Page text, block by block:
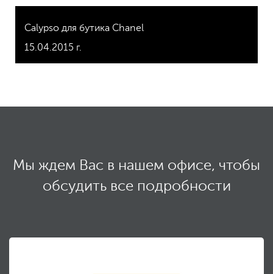
Саlypso для бутика Chanel
15.04.2015 г.
Мы ждем Вас в нашем офисе, чтобы
обсудить все подробности